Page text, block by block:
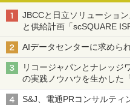
JBCCと日立ソリューショ
と供給計画「scSQUARE
AIデータセンターに求めら
リコージャパンとナレッジ
の実践ノウハウを生かした
S&J、電通PRコンサルティ